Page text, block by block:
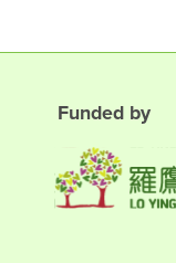
Funded by